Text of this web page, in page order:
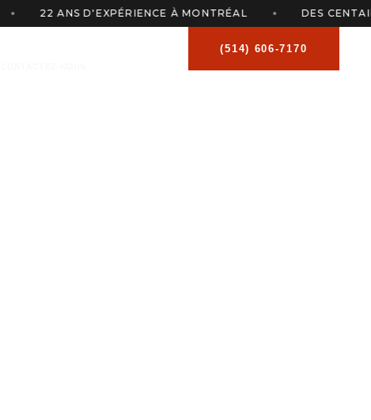
22 ANS D'EXPÉRIENCE À MONTRÉAL DES
(514) 606-7170